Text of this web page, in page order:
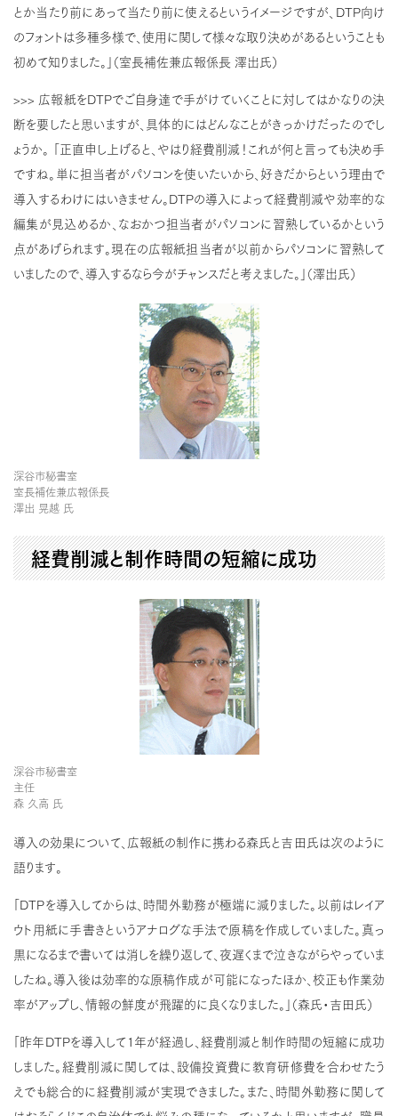
とか当たり前にあって当たり前に使えるというイメージですが、DTP向け
のフォントは多種多様で、使用に関して様々な取り決めがあるということも
初めて知りました。」（室長補佐兼広報係長 澤出氏）
>>> 広報紙をDTPでご自身達で手がけていくことに対してはかなりの決
断を要したと思いますが、具体的にはどんなことがきっかけだったのでし
ょうか。 「正直申し上げると、やはり経費削減！これが何と言っても決め手
ですね。単に担当者がパソコンを使いたいから、好きだからという理由で
導入するわけにはいきません。DTPの導入によって経費削減や効率的な
編集が見込めるか、なおかつ担当者がパソコンに習熟しているかという
点があげられます。現在の広報紙担当者が以前からパソコンに習熟して
いましたので、導入するなら今がチャンスだと考えました。」（澤出氏）
深谷市秘書室
室長補佐兼広報係長
澤出 晃越 氏
経費削減と制作時間の短縮に成功
深谷市秘書室
主任
森 久高 氏
導入の効果について、広報紙の制作に携わる森氏と吉田氏は次のように
語ります。
「DTPを導入してからは、時間外勤務が極端に減りました。以前はレイア
ウト用紙に手書きというアナログな手法で原稿を作成していました。真っ
黒になるまで書いては消しを繰り返して、夜遅くまで泣きながらやっていま
したね。導入後は効率的な原稿作成が可能になったほか、校正も作業効
率がアップし、情報の鮮度が飛躍的に良くなりました。」（森氏・吉田氏）
「昨年DTPを導入して1年が経過し、経費削減と制作時間の短縮に成功
しました。経費削減に関しては、設備投資費に教育研修費を合わせたう
えでも総合的に経費削減が実現できました。また、時間外勤務に関して